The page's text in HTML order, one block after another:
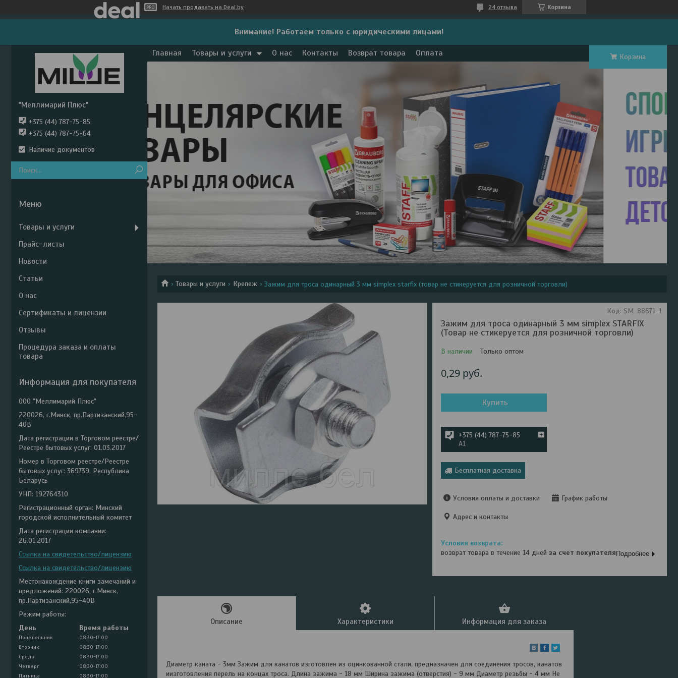
Начать продавать на Deal.by Корзина
24 отзыва
Внимание! Работаем только с юридическими лицами!
Главная Товары и услуги О нас Контакты Возврат товара Оплата Корзина
Товары и услуги Крепеж Зажим для троса одинарный 3 мм simplex starfix (товар не стикеруется для розничной торговли)
Зажим для троса одинарный 3 мм simplex STARFIX
(Товар не стикеруется для розничной торговли)
В наличии Только оптом
Код: SM-88671-1
0,29 руб.
Купить
+375 (44) 787-75-85
А1
Бесплатная доставка
Условия оплаты и доставки График работы
Адрес и контакты
возврат товара в течение 14 днейза счет покупателя Подробнее
Описание Характеристики Информация для заказа
Диаметр каната - 3мм Зажим для канатов изготовлен из оцинкованной стали, предназначен для соединения тросов, канатов
иизготовления перель на концах троса. Длина зажима - 18 мм Ширина зажима (отверстия) - 9 мм Диаметр резьбы - 4 мм Не
"Меллимарий Плюс"
+375 (44) 787-75-85
+375 (44) 787-75-64
Наличие документов
Товары и услуги
Прайс-листы
Новости
Статьи
О нас
Сертификаты и лицензии
Отзывы
Процедура заказа и оплаты
товара
Информация для покупателя
ООО "Меллимарий Плюс"
220026, г.Минск, пр.Партизанский,95-
40В
Дата регистрации в Торговом реестре/
Реестре бытовых услуг: 01.03.2017
Номер в Торговом реестре/Реестре
бытовых услуг: 369739, Республика
Беларусь
УНП: 192764310
Регистрационный орган: Минский
городской исполнительный комитет
Дата регистрации компании:
26.01.2017
Ссылка на свидетельство/лицензию
Ссылка на свидетельство/лицензию
Местонахождение книги замечаний и
предложений: 220026, г.Минск,
пр.Партизанский,95-40В
Режим работы:
День
Время работы
Понедельник
08:30-17:00
Вторник
08:30-17:00
Среда
08:30-17:00
Четверг
08:30-17:00
Пятница
08:30-17:00